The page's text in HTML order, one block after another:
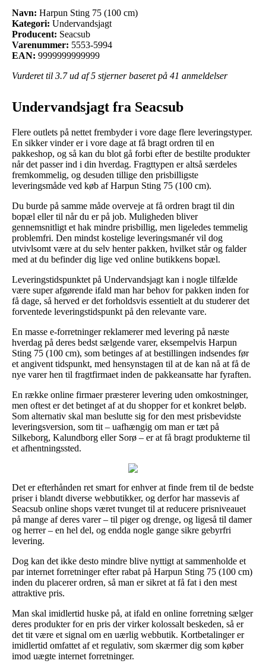
Navn: Harpun Sting 75 (100 cm)
Kategori: Undervandsjagt
Producent: Seacsub
Varenummer: 5553-5994
EAN: 9999999999999
Vurderet til 3.7ud af 5 stjerner baseret på 41 anmeldelser
Undervandsjagt fra Seacsub
Flere outlets på nettet frembyder i vore dage flere leveringstyper.
En sikker vinder er i vore dage at få bragt ordren til en
pakkeshop, og så kan du blot gå forbi efter de bestilte produkter
når det passer ind i din hverdag. Fragttypen er altså særdeles
fremkommelig, og desuden tillige den prisbilligste
leveringsmåde ved køb af Harpun Sting 75 (100 cm).
Du burde på samme måde overveje at få ordren bragt til din
bopæl eller til når du er på job. Muligheden bliver
gennemsnitligt et hak mindre prisbillig, men ligeledes temmelig
problemfri. Den mindst kostelige leveringsmanér vil dog
utvivlsomt være at du selv henter pakken, hvilket står og falder
med at du befinder dig lige ved online butikkens bopæl.
Leveringstidspunktet på Undervandsjagt kan i nogle tilfælde
være super afgørende ifald man har behov for pakken inden for
få dage, så herved er det forholdsvis essentielt at du studerer det
forventede leveringstidspunkt på den relevante vare.
En masse e-forretninger reklamerer med levering på næste
hverdag på deres bedst sælgende varer, eksempelvis Harpun
Sting 75 (100 cm), som betinges af at bestillingen indsendes før
et angivent tidspunkt, med hensynstagen til at de kan nå at få de
nye varer hen til fragtfirmaet inden de pakkeansatte har fyraften.
En række online firmaer præsterer levering uden omkostninger,
men oftest er det betinget af at du shopper for et konkret beløb.
Som alternativ skal man beslutte sig for den mest prisbevidste
leveringsversion, som tit – uafhængig om man er tæt på
Silkeborg, Kalundborg eller Sorø – er at få bragt produkterne til
et afhentningssted.
Det er efterhånden ret smart for enhver at finde frem til de bedste
priser i blandt diverse webbutikker, og derfor har massevis af
Seacsub online shops været tvunget til at reducere prisniveauet
på mange af deres varer – til piger og drenge, og ligeså til damer
og herrer – en hel del, og endda nogle gange sikre gebyrfri
levering.
Dog kan det ikke desto mindre blive nyttigt at sammenholde et
par internet forretninger efter rabat på Harpun Sting 75 (100 cm)
inden du placerer ordren, så man er sikret at få fat i den mest
attraktive pris.
Man skal imidlertid huske på, at ifald en online forretning sælger
deres produkter for en pris der virker kolossalt beskeden, så er
det tit være et signal om en uærlig webbutik. Kortbetalinger er
imidlertid omfattet af et regulativ, som skærmer dig som køber
imod uægte internet forretninger.